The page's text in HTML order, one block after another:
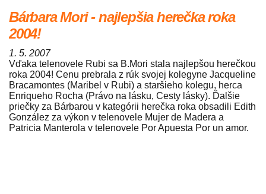
Bárbara Mori - najlepšia herečka roka
2004!
1. 5. 2007
Vďaka telenovele Rubi sa B.Mori stala najlepšou herečkou
roka 2004! Cenu prebrala z rúk svojej kolegyne Jacqueline
Bracamontes (Maribel v Rubi) a staršieho kolegu, herca
Enriqueho Rocha (Právo na lásku, Cesty lásky). Ďalšie
priečky za Bárbarou v kategórii herečka roka obsadili Edith
González za výkon v telenovele Mujer de Madera a
Patricia Manterola v telenovele Por Apuesta Por un amor.